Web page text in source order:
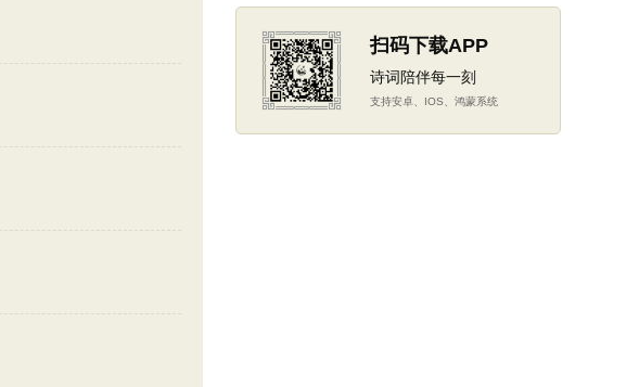
扫码下载APP
诗词陪伴每一刻
支持安卓、IOS、鸿蒙系统